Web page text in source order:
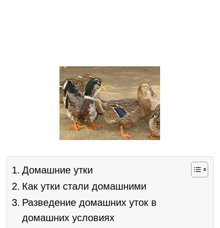
Домашние утки
Как утки стали домашними
Разведение домашних уток в
домашних условиях